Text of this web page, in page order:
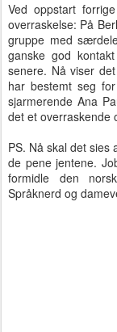
Ved oppstart
overraskelse: På
gruppe med
ganske god
senere. Nå viser
har bestemt seg
sjarmerende Ana
det et overraskende
PS. Nå skal det sies
de pene jentene.
formidle den
Språknerd og